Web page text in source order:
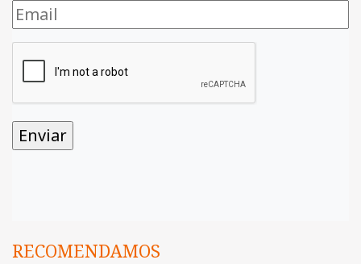
RECOMENDAMOS